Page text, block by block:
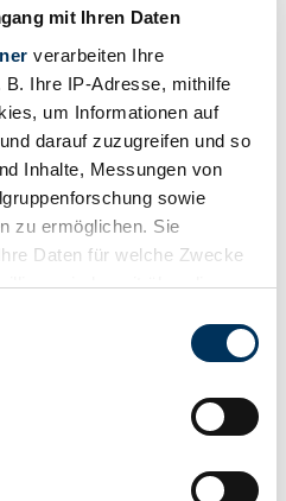
mit Ihren Daten
verarbeiten Ihre
Ihre IP-Adresse, mithilfe
um Informationen auf
darauf zuzugreifen und so
Inhalte, Messungen von
sowie
zu ermöglichen. Sie
Daten für welche Zwecke
jederzeit über die
widerrufen
geografische Lage